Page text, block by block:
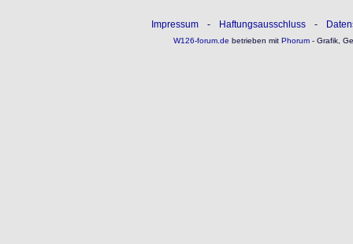
Impressum - Haftungsausschluss -
W126-forum.de betrieben mitPhorum- Grafik,